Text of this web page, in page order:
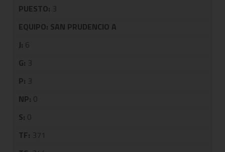
PUESTO: 3
EQUIPO: SAN PRUDENCIO A
J: 6
G: 3
P: 3
NP: 0
S: 0
TF: 371